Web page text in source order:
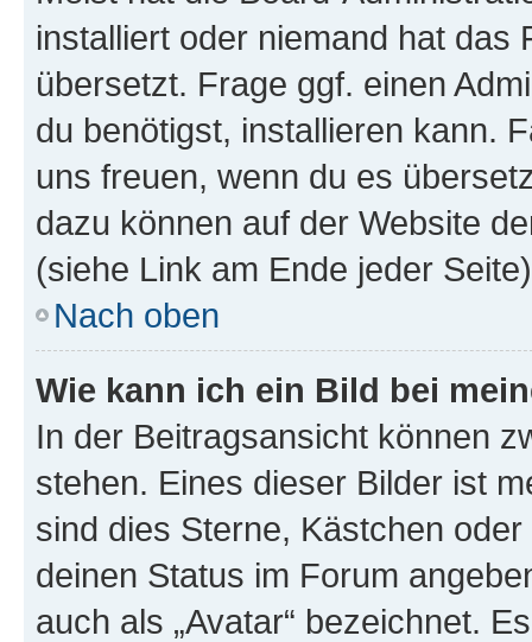
installiert oder niemand hat das
übersetzt. Frage ggf. einen
du benötigst, installieren kann.
uns freuen, wenn du es
dazu können auf der Website
(siehe Link am Ende jeder
Nach oben
Wie kann ich ein Bild bei
In der Beitragsansicht können
stehen. Eines dieser Bilder ist
sind dies Sterne, Kästchen
deinen Status im Forum
auch als „Avatar“ bezeichnet.